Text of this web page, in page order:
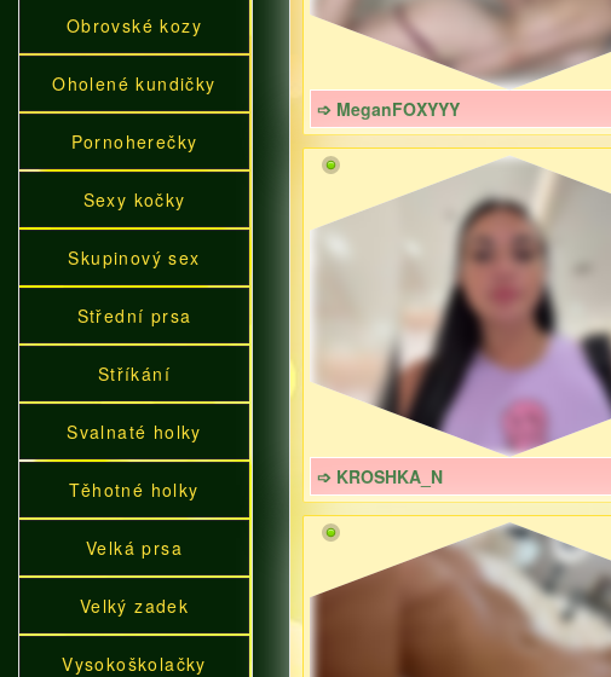
Obrovské kozy
Oholené kundičky
Pornoherečky
Sexy kočky
Skupinový sex
Střední prsa
Stříkání
Svalnaté holky
Těhotné holky
Velká prsa
Velký zadek
Vysokoškolačky
➩ MeganFOXYYY
➩ KROSHKA_N